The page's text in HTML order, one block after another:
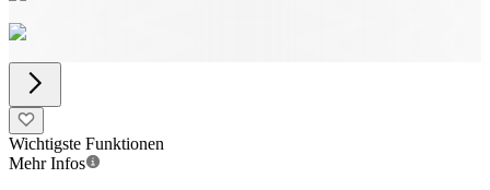
Wichtigste Funktionen
Mehr Infos